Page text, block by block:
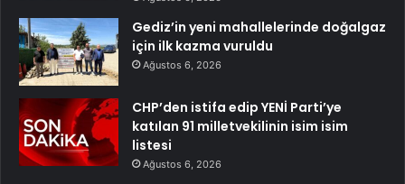
Gediz’in yeni mahallelerinde doğalgaz
için ilk kazma vuruldu
Ağustos 6, 2026
CHP’den istifa edip YENİ Parti’ye
katılan 91 milletvekilinin isim isim
listesi
Ağustos 6, 2026